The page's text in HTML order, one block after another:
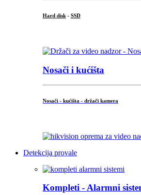
Hard disk - SSD
Nosači i kućišta
Nosači - kućišta - držači kamera
Detekcija provale
Kompleti - Alarmni